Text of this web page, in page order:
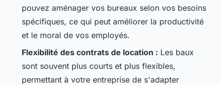
pouvez aménager vos bureaux selon vos besoins
spécifiques, ce qui peut améliorer la productivité
et le moral de vos employés.
Flexibilité des contrats de location : Les baux
sont souvent plus courts et plus flexibles,
permettant à votre entreprise de s'adapter